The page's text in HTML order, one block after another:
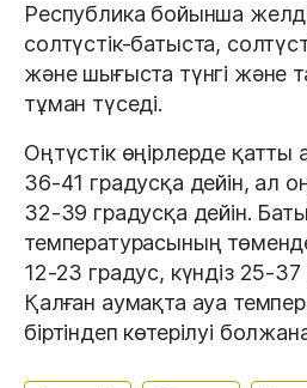
Республика бойынша
солтүстік-батыста,
және шығыста түнгі және
тұман түседі.
Оңтүстік өңірлерде қатты
36-41 градусқа дейін, ал
32-39 градусқа дейін.
температурасының
12-23 градус, күндіз 25-
Қалған аумақта ауа
біртіндеп көтерілуі